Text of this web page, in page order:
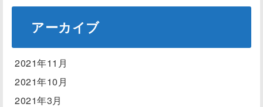
アーカイブ
2021年11月
2021年10月
2021年3月